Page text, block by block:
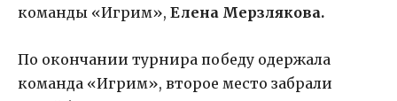
команды «Игрим», Елена Мерзлякова.
По окончании турнира победу одержала
команда «Игрим», второе место забрали